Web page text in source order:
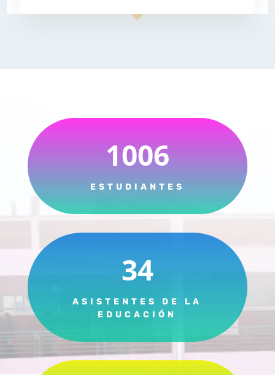
1006
ESTUDIANTES
34
ASISTENTES DE LA
EDUCACIÓN